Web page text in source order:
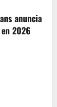
anuncia
2026